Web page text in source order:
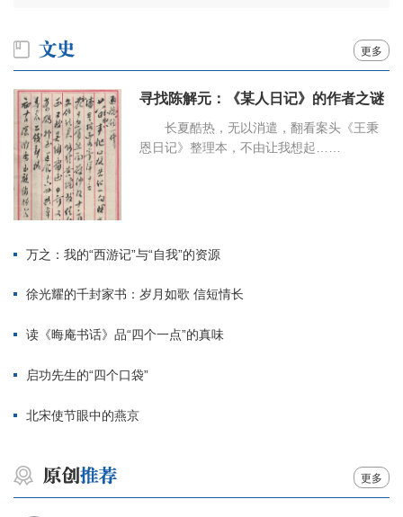
更多
寻找陈解元：《某人日记》的作者之谜
长夏酷热，无以消遣，翻看案头《王秉
恩日记》整理本，不由让我想起……
万之：我的“西游记”与“自我”的资源
徐光耀的千封家书：岁月如歌 信短情长
读《晦庵书话》品“四个一点”的真味
启功先生的“四个口袋”
北宋使节眼中的燕京
更多